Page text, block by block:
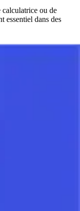
calculatrice ou de
essentiel dans des
des
tant dans